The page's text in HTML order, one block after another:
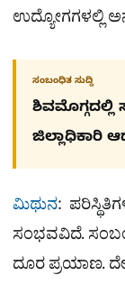
ಉದ್ಯೋಗಗಳಲ್ಲಿ
ಸಂಬಂಧಿತ ಸುದ್ದಿ
ಜಿಲ್ಲಾಧಿಕಾರಿ
ಮಿಥುನ:
ಸಂಭವವಿದೆ.
ದೂರ ಪ್ರಯಾಣ.